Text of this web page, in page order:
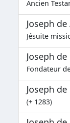
Ancien
Joseph
Jésuite
Joseph de
Fondateur
Joseph
(+ 1283)